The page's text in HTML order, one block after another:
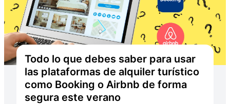
Todo lo que debes saber para usar
las plataformas de alquiler turístico
como Booking o Airbnb de forma
segura este verano